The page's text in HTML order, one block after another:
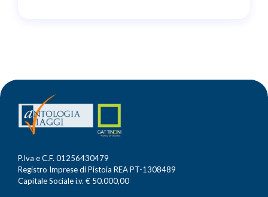
P.Iva e C.F. 01256430479
Registro Imprese di Pistoia REA PT-1308489
Capitale Sociale i.v. € 50.000,00